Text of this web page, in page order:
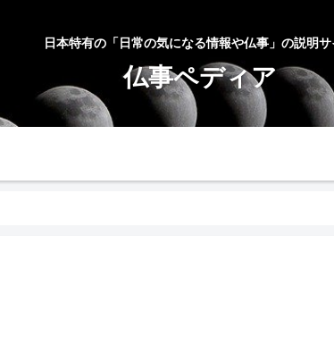
日本特有の「日常の気になる情報や仏事」の説明サ
仏事ペディア